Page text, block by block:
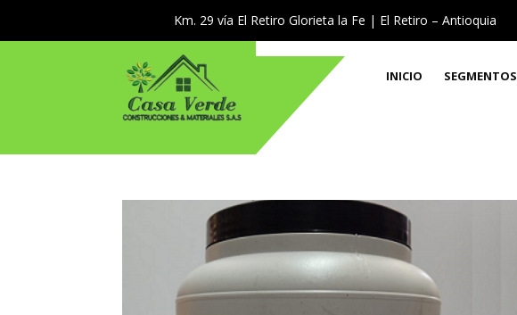
Km. 29 vía El Retiro Glorieta la Fe | El Retiro – Antioquia
INICIO SEGMENTOS